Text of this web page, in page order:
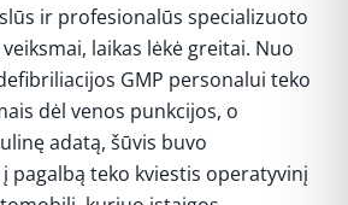
ir profesionalūs specializuoto
laikas lėkė greitai. Nuo
GMP personalui teko
dėl venos punkcijos, o
adatą, šūvis buvo
pagalbą teko kviestis operatyvinį